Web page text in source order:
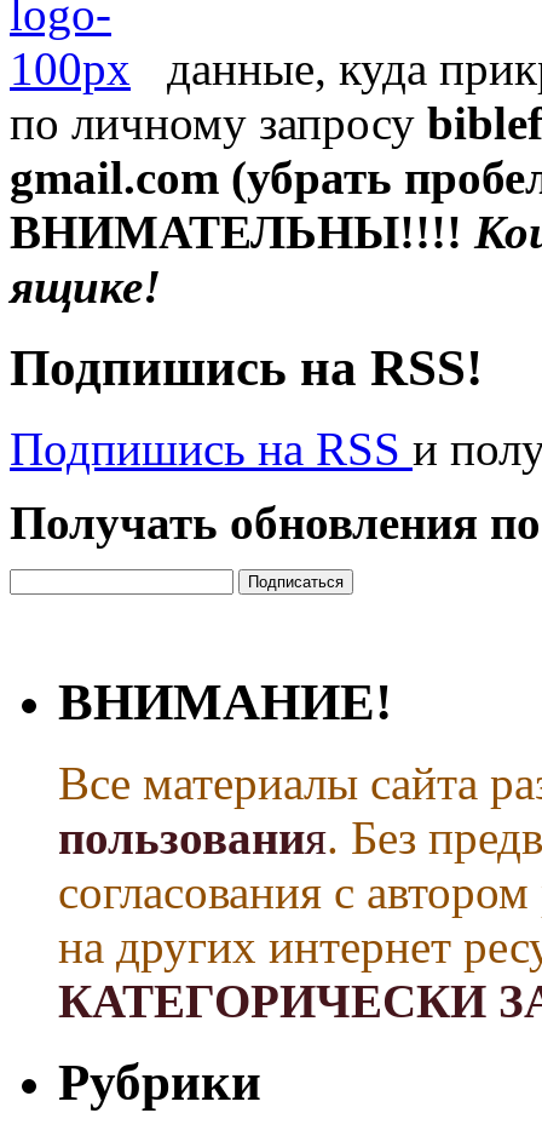
данные, куда
по личному запросу
gmail.com (убрать
ВНИМАТЕЛЬНЫ!!!!
ящике!
Подпишись на RSS!
Подпишись на RSS и
Получать обновления
ВНИМАНИЕ!
Все материалы сайта
пользования. Без
согласования с
на других интернет
КАТЕГОРИЧЕСКИ
Рубрики